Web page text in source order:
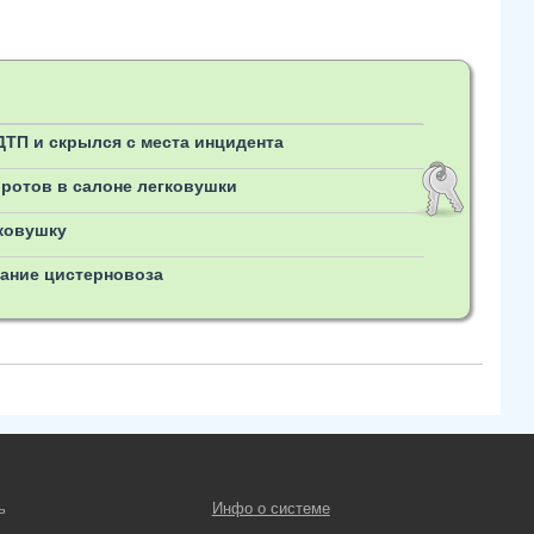
и скрылся с места инцидента
в салоне легковушки
цистерновоза
Инфо о системе